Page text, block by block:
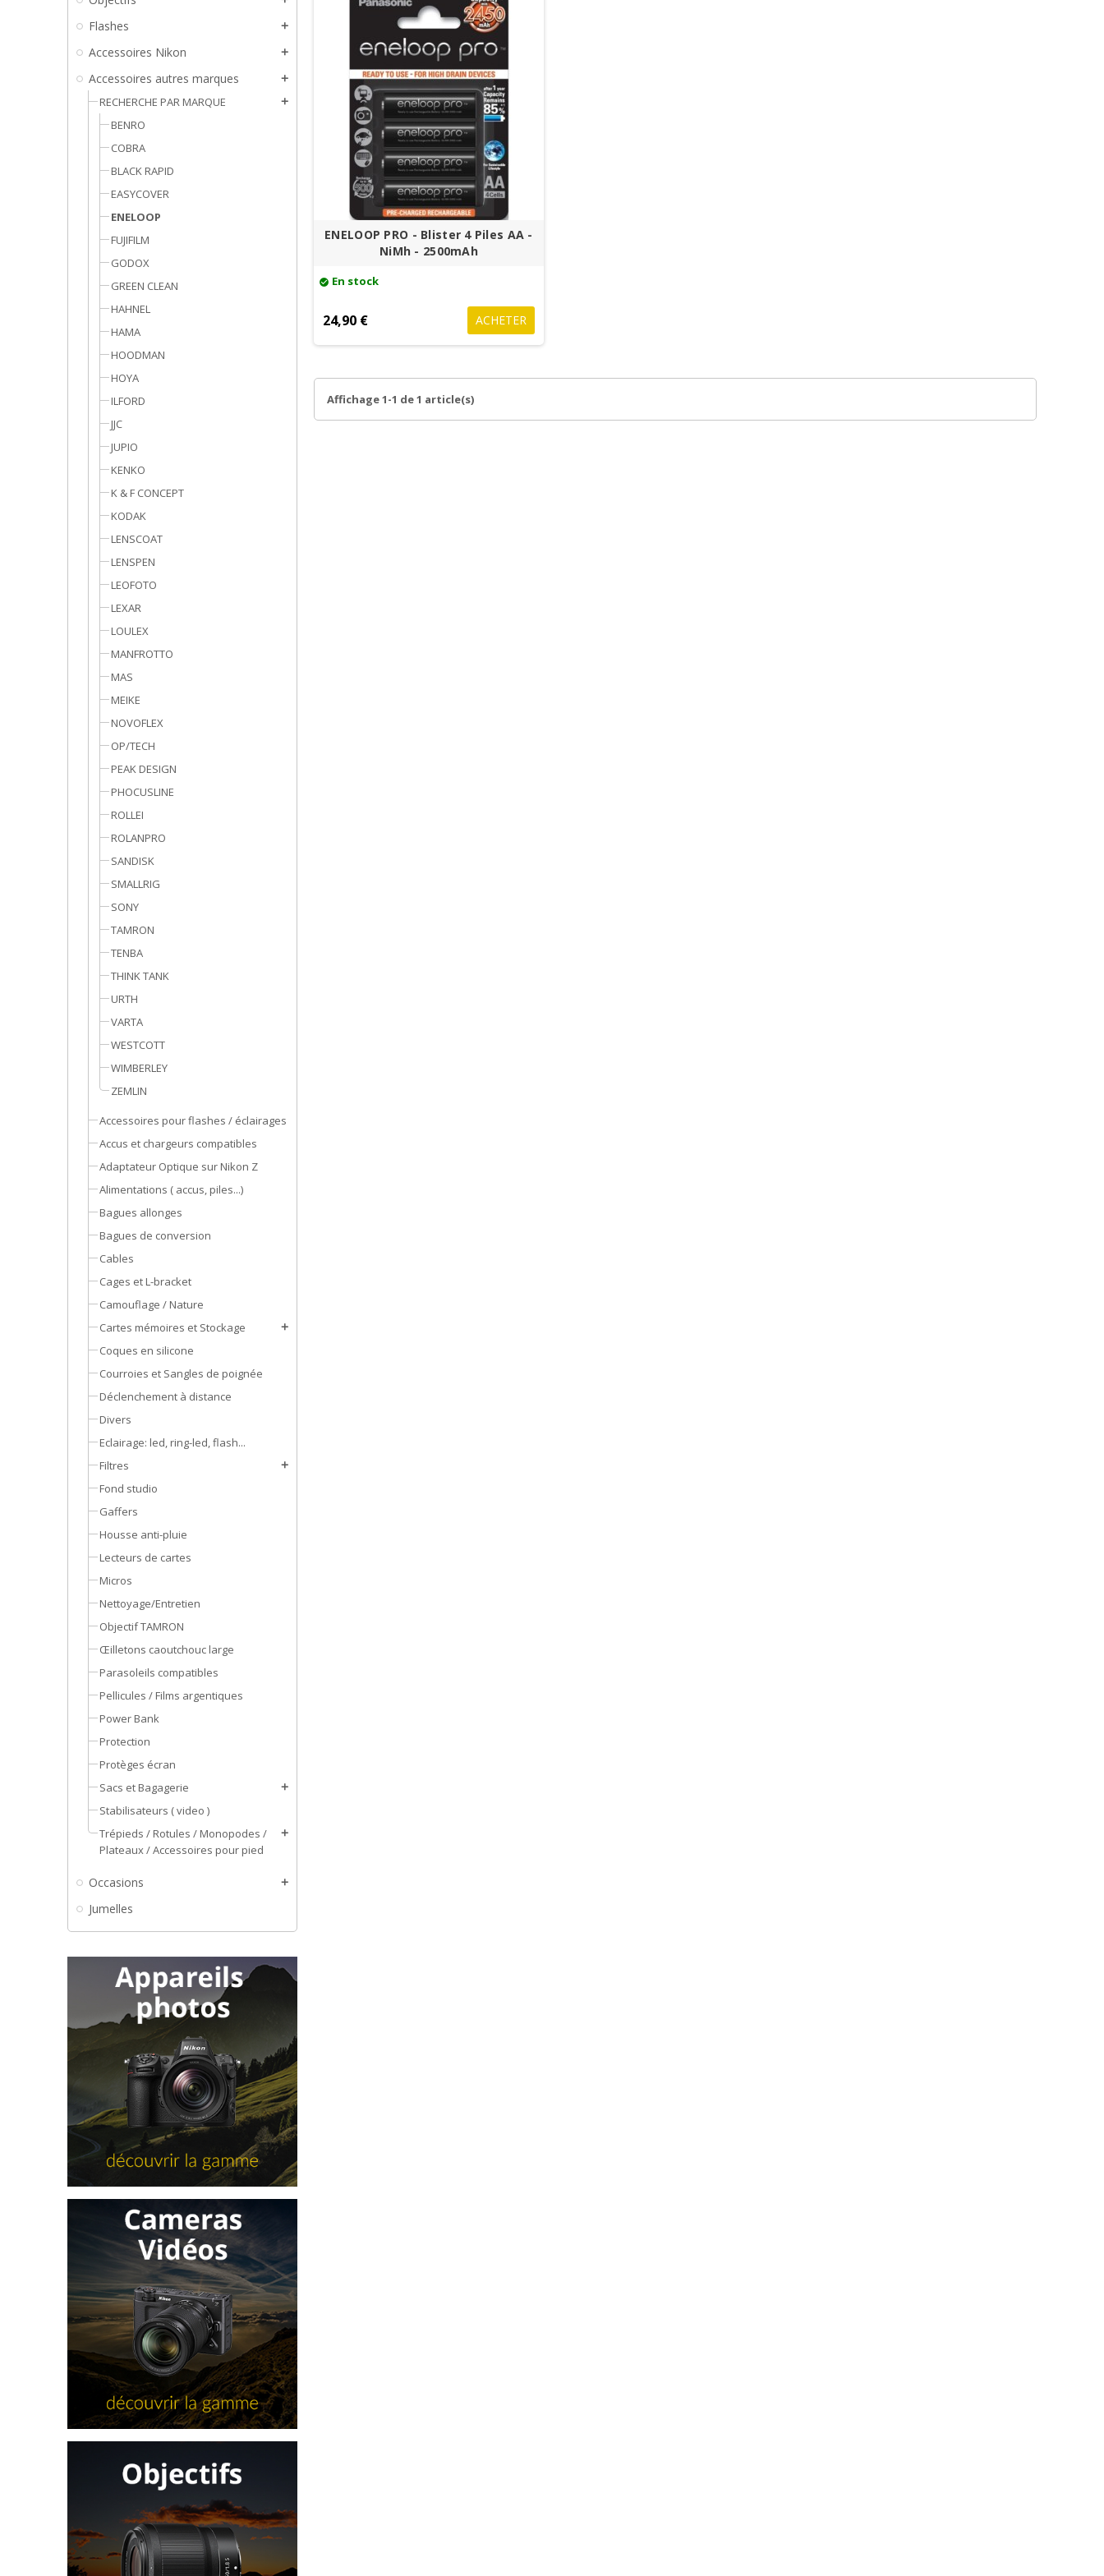
Flashes add
Accessoires Nikon add
Accessoires autres marques add
RECHERCHE PAR MARQUE add
BENRO
COBRA
BLACK RAPID
EASYCOVER
ENELOOP
FUJIFILM
GODOX
GREEN CLEAN
HAHNEL
HAMA
HOODMAN
HOYA
ILFORD
JJC
JUPIO
KENKO
K & F CONCEPT
KODAK
LENSCOAT
LENSPEN
LEOFOTO
LEXAR
LOULEX
MANFROTTO
MAS
MEIKE
NOVOFLEX
OP/TECH
PEAK DESIGN
PHOCUSLINE
ROLLEI
ROLANPRO
SANDISK
SMALLRIG
SONY
TAMRON
TENBA
THINK TANK
URTH
VARTA
WESTCOTT
WIMBERLEY
ZEMLIN
Accessoires pour flashes / éclairages
Accus et chargeurs compatibles
Adaptateur Optique sur Nikon Z
Alimentations ( accus, piles...)
Bagues allonges
Bagues de conversion
Cables
Cages et L-bracket
Camouflage / Nature
Cartes mémoires et Stockage
add
Coques en silicone
Courroies et Sangles de poignée
Déclenchement à distance
Divers
Eclairage: led, ring-led, flash...
Filtres
add
Fond studio
Gaffers
Housse anti-pluie
Lecteurs de cartes
Micros
Nettoyage/Entretien
Objectif TAMRON
Œilletons caoutchouc large
Parasoleils compatibles
Pellicules / Films argentiques
Power Bank
Protection
Protèges écran
Sacs et Bagagerie
add
Stabilisateurs ( video )
Trépieds / Rotules / Monopodes /
Plateaux / Accessoires pour pied
add
Occasions add
Jumelles
ENELOOP PRO - Blister 4 Piles AA -
NiMh - 2500mAh
check_circle En stock
24,90 € ACHETER
Affichage 1-1 de 1 article(s)